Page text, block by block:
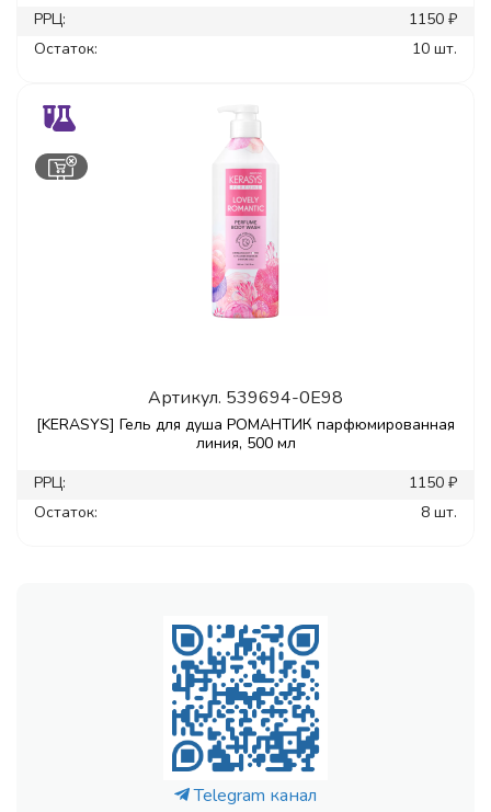
РРЦ:
1150 ₽
Остаток:
10 шт.
Артикул. 539694-0E98
[KERASYS] Гель для душа РОМАНТИК парфюмированная
линия, 500 мл
РРЦ:
1150 ₽
Остаток:
8 шт.
Telegram канал